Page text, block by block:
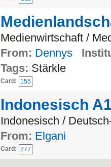
Medienwirtschaft /
From: Dennys
Tags: Stärkle
Card: 155
Indonesisch
Indonesisch /
From: Elgani
Card: 277